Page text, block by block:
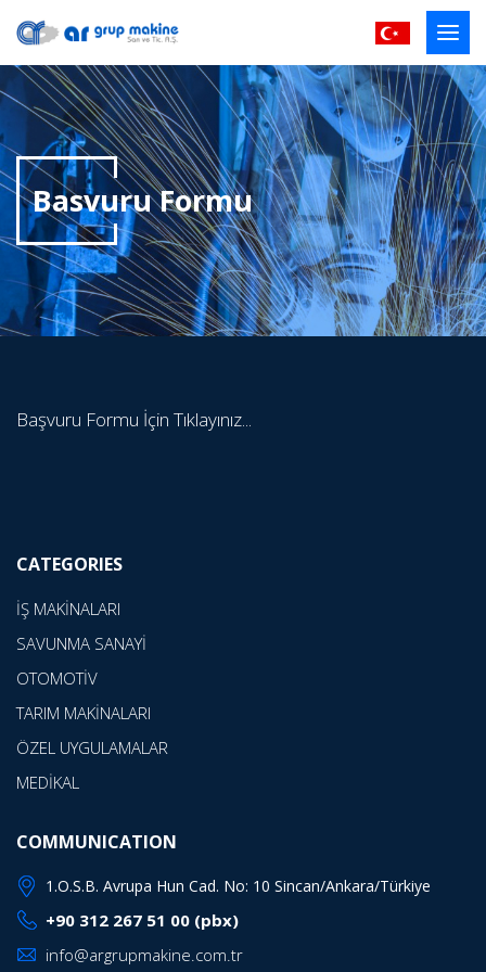
Basvuru Formu
Başvuru Formu İçin Tıklayınız...
CATEGORIES
İŞ MAKİNALARI
SAVUNMA SANAYİ
OTOMOTİV
TARIM MAKİNALARI
ÖZEL UYGULAMALAR
MEDİKAL
COMMUNICATION
1.O.S.B. Avrupa Hun Cad. No: 10 Sincan/Ankara/Türkiye
+90 312 267 51 00 (pbx)
info@argrupmakine.com.tr